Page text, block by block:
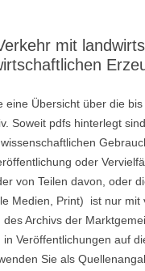
mit
eine Übersicht über die
Soweit pdfs hinterlegt
oder
von Teilen davon, oder
Medien, Print) ist nur mit
Archivs der
in Veröffentlichungen auf
Sie als